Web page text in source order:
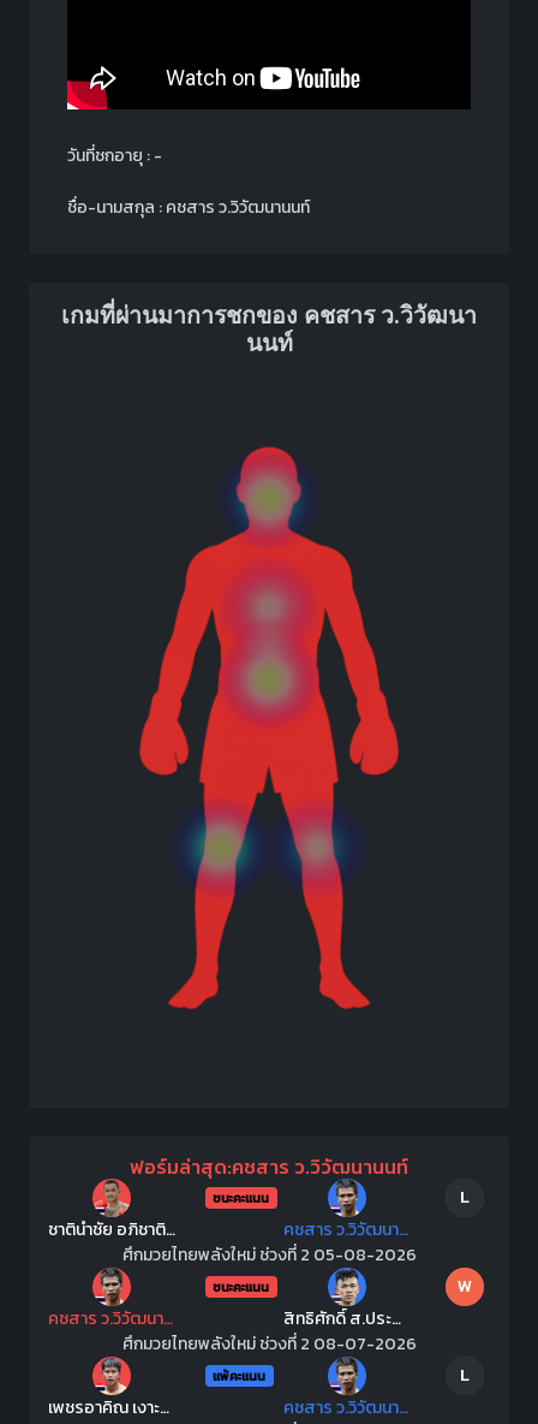
วันที่ชกอายุ : -
ชื่อ-นามสกุล : คชสาร ว.วิวัฒนานนท์
เกมที่ผ่านมาการชกของ คชสาร ว.วิวัฒนา
นนท์
ฟอร์มล่าสุด:คชสาร ว.วิวัฒนานนท์
ชนะคะแนน
L
ชาตินำชัย อภิชาติมวยไทย
คชสาร ว.วิวัฒนานนท์
ศึกมวยไทยพลังใหม่ ช่วงที่ 2 05-08-2026
ชนะคะแนน
W
คชสาร ว.วิวัฒนานนท์
สิทธิศักดิ์ ส.ประสพโชค
ศึกมวยไทยพลังใหม่ ช่วงที่ 2 08-07-2026
แพ้คะแนน
L
เพชรอาคิณ เงาะบางกะปิ
คชสาร ว.วิวัฒนานนท์